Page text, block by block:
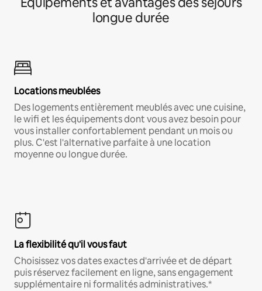
longue durée
Locations meublées
Des logements entièrement meublés avec une cuisine,
le wifi et les équipements dont vous avez besoin pour
vous installer confortablement pendant un mois ou
plus. C'est l'alternative parfaite à une location
moyenne ou longue durée.
La flexibilité qu'il vous faut
Choisissez vos dates exactes d'arrivée et de départ
puis réservez facilement en ligne, sans engagement
supplémentaire ni formalités administratives.*